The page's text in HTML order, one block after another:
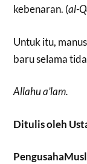
kebenaran. (al-
Untuk itu,
baru selama
Allahu a’lam.
Ditulis oleh